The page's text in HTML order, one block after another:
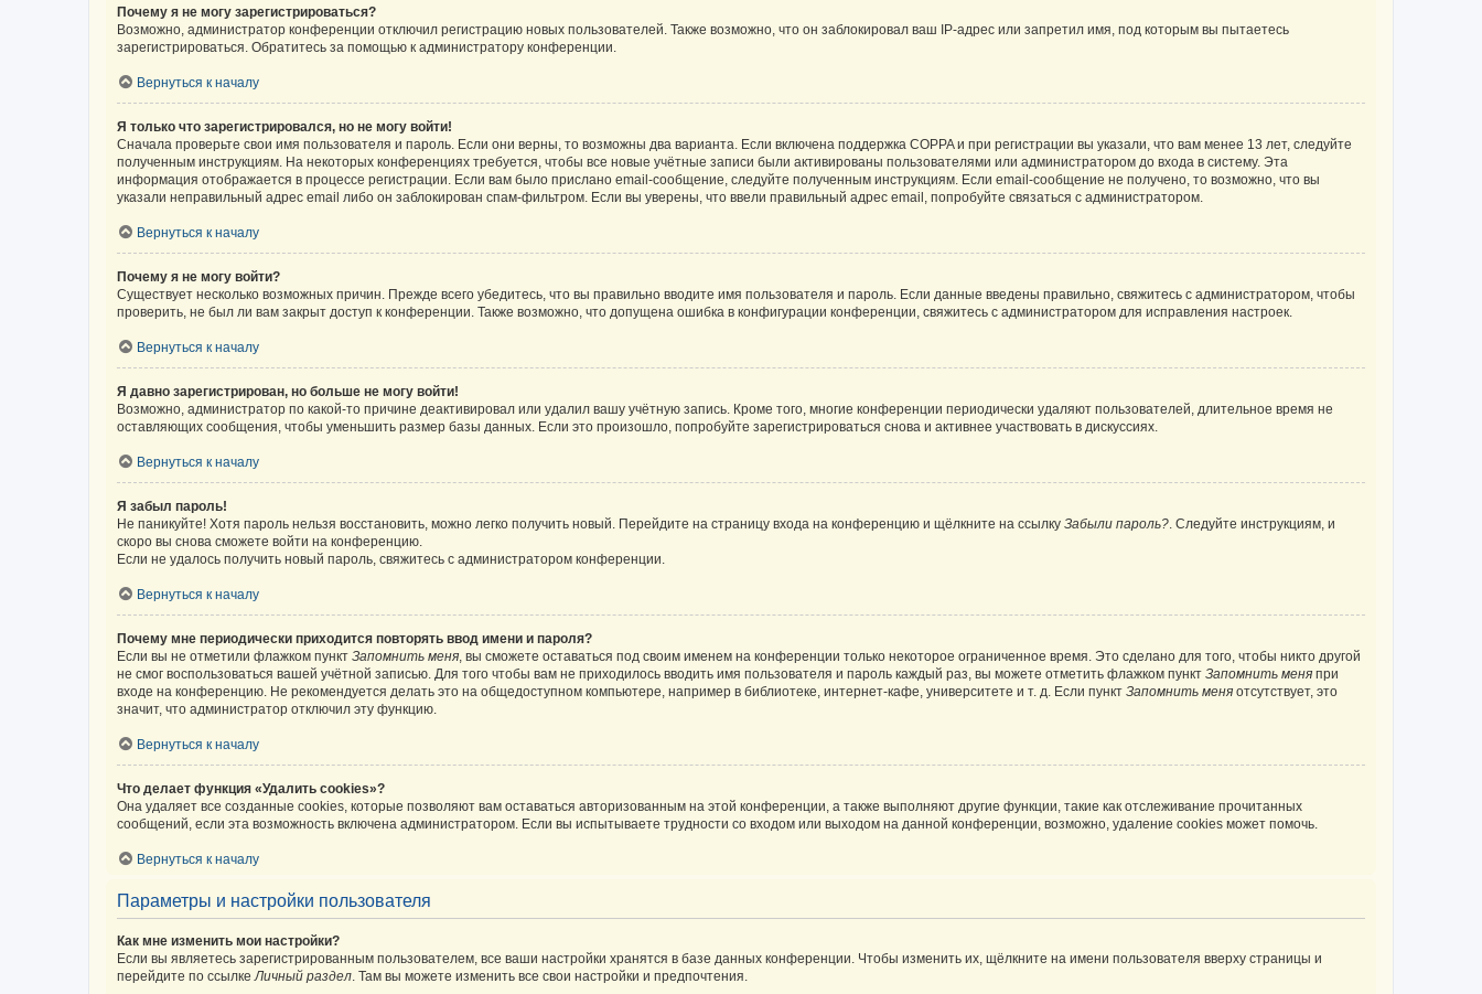
Почему я не могу зарегистрироваться?
Возможно, администратор конференции отключил регистрацию новых пользователей. Также возможно, что он заблокировал ваш IP-адрес или запретил имя, под которым вы пытаетесь
зарегистрироваться. Обратитесь за помощью к администратору конференции.
Вернуться к началу
Я только что зарегистрировался, но не могу войти!
Сначала проверьте свои имя пользователя и пароль. Если они верны, то возможны два варианта. Если включена поддержка COPPA и при регистрации вы указали, что вам менее 13 лет, следуйте
полученным инструкциям. На некоторых конференциях требуется, чтобы все новые учётные записи были активированы пользователями или администратором до входа в систему. Эта
информация отображается в процессе регистрации. Если вам было прислано email-сообщение, следуйте полученным инструкциям. Если email-сообщение не получено, то возможно, что вы
указали неправильный адрес email либо он заблокирован спам-фильтром. Если вы уверены, что ввели правильный адрес email, попробуйте связаться с администратором.
Вернуться к началу
Почему я не могу войти?
Существует несколько возможных причин. Прежде всего убедитесь, что вы правильно вводите имя пользователя и пароль. Если данные введены правильно, свяжитесь с администратором, чтобы
проверить, не был ли вам закрыт доступ к конференции. Также возможно, что допущена ошибка в конфигурации конференции, свяжитесь с администратором для исправления настроек.
Вернуться к началу
Я давно зарегистрирован, но больше не могу войти!
Возможно, администратор по какой-то причине деактивировал или удалил вашу учётную запись. Кроме того, многие конференции периодически удаляют пользователей, длительное время не
оставляющих сообщения, чтобы уменьшить размер базы данных. Если это произошло, попробуйте зарегистрироваться снова и активнее участвовать в дискуссиях.
Вернуться к началу
Я забыл пароль!
Не паникуйте! Хотя пароль нельзя восстановить, можно легко получить новый. Перейдите на страницу входа на конференцию и щёлкните на ссылку Забыли пароль?. Следуйте инструкциям, и
скоро вы снова сможете войти на конференцию.
Если не удалось получить новый пароль, свяжитесь с администратором конференции.
Вернуться к началу
Почему мне периодически приходится повторять ввод имени и пароля?
Если вы не отметили флажком пункт Запомнить меня, вы сможете оставаться под своим именем на конференции только некоторое ограниченное время. Это сделано для того, чтобы никто другой
не смог воспользоваться вашей учётной записью. Для того чтобы вам не приходилось вводить имя пользователя и пароль каждый раз, вы можете отметить флажком пункт Запомнить меня при
входе на конференцию. Не рекомендуется делать это на общедоступном компьютере, например в библиотеке, интернет-кафе, университете и т. д. Если пункт Запомнить меня отсутствует, это
значит, что администратор отключил эту функцию.
Вернуться к началу
Что делает функция «Удалить cookies»?
Она удаляет все созданные cookies, которые позволяют вам оставаться авторизованным на этой конференции, а также выполняют другие функции, такие как отслеживание прочитанных
сообщений, если эта возможность включена администратором. Если вы испытываете трудности со входом или выходом на данной конференции, возможно, удаление cookies может помочь.
Вернуться к началу
Параметры и настройки пользователя
Как мне изменить мои настройки?
Если вы являетесь зарегистрированным пользователем, все ваши настройки хранятся в базе данных конференции. Чтобы изменить их, щёлкните на имени пользователя вверху страницы и
перейдите по ссылкеЛичный раздел. Там вы можете изменить все свои настройки и предпочтения.